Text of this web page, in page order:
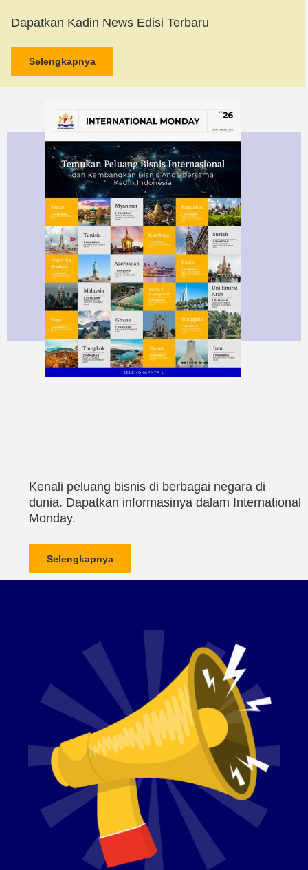
Dapatkan Kadin News Edisi Terbaru
Selengkapnya
Kenali peluang bisnis di berbagai negara di
dunia. Dapatkan informasinya dalam International
Monday.
Selengkapnya